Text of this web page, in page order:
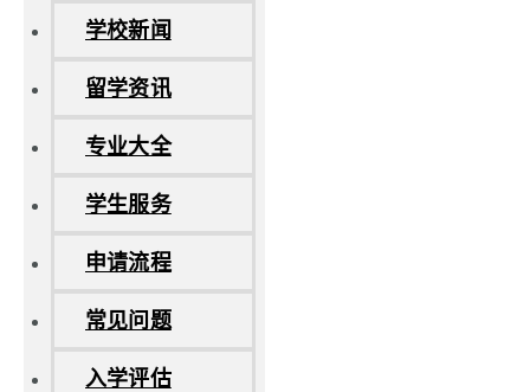
学校新闻
留学资讯
专业大全
学生服务
申请流程
常见问题
入学评估